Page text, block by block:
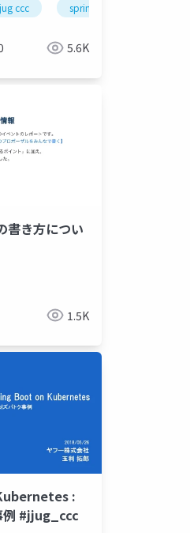
ccc spring boot
5.6K
書き方につい
1.5K
:
例 #jjug_ccc